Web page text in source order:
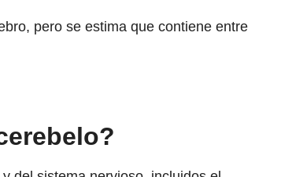
pero se estima que contiene entre